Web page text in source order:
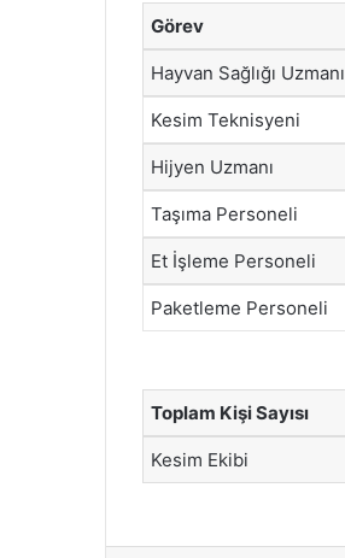
Görev
Hayvan Sağlığı Uzmanı
Kesim Teknisyeni
Hijyen Uzmanı
Taşıma Personeli
Et İşleme Personeli
Paketleme Personeli
Toplam Kişi Sayısı
Kesim Ekibi